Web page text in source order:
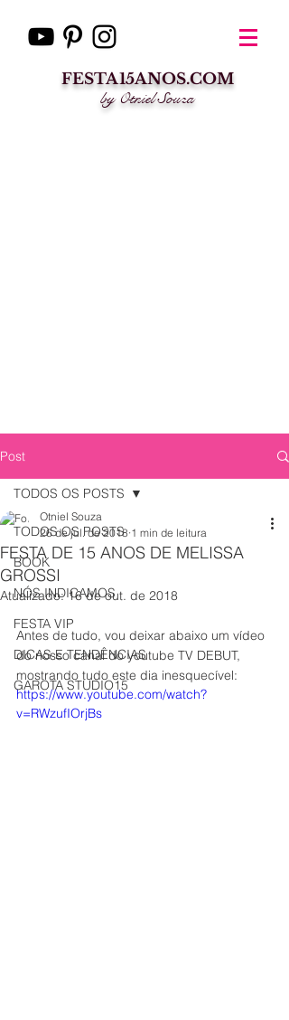
FESTA15ANOS.COM
by Otniel Souza
Post
TODOS OS POSTS
BOOK
NÓS INDICAMOS
FESTA VIP
DICAS E TENDÊNCIAS
GAROTA STUDIO15
TODOS OS POSTS
FESTA DE 15 ANOS DE MELISSA
GROSSI
Otniel Souza
26 de jul. de 2018 1 min de leitura
Atualizado:16 de out. de 2018
Antes de tudo, vou deixar abaixo um vídeo
do nosso canal do youtube TV DEBUT,
mostrando tudo este dia inesquecível:
https://www.youtube.com/watch?
v=RWzufIOrjBs